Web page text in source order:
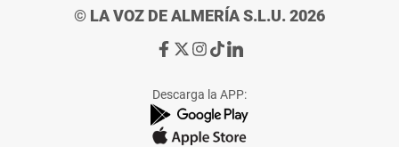
© LA VOZ DE ALMERÍA S.L.U. 2026
Ir
de
La
Voz
Ir
de
La
Voz
Ir
de
La
Voz
Ir
de
La
Voz
Ir
de
La
Voz
Descarga la APP: